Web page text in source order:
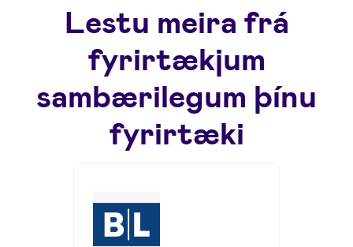
Lestu meira frá
fyrirtækjum
sambærilegum þínu
fyrirtæki